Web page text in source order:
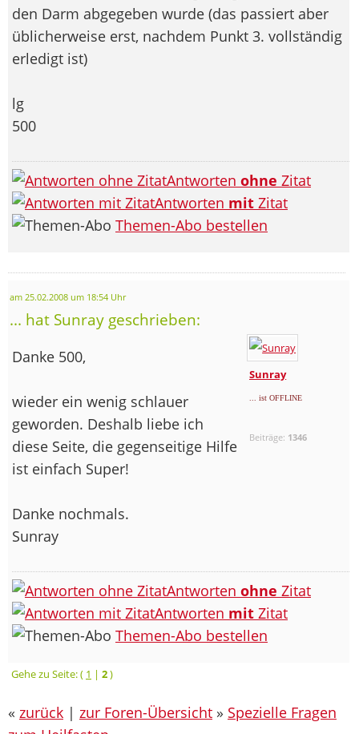
den Darm abgegeben wurde (das passiert aber
üblicherweise erst, nachdem Punkt 3. vollständig
erledigt ist)
lg
500
Antworten ohne Zitat
Antworten mit Zitat
Themen-Abo bestellen
am 25.02.2008 um 18:54 Uhr
... hat Sunray geschrieben:
Sunray
... ist OFFLINE
Beiträge: 1346
Danke 500,
wieder ein wenig schlauer
geworden. Deshalb liebe ich
diese Seite, die gegenseitige Hilfe
ist einfach Super!
Danke nochmals.
Sunray
Antworten ohne Zitat
Antworten mit Zitat
Themen-Abo bestellen
Gehe zu Seite: ( 1 | 2)
« zurück | zur Foren-Übersicht » Spezielle Fragen